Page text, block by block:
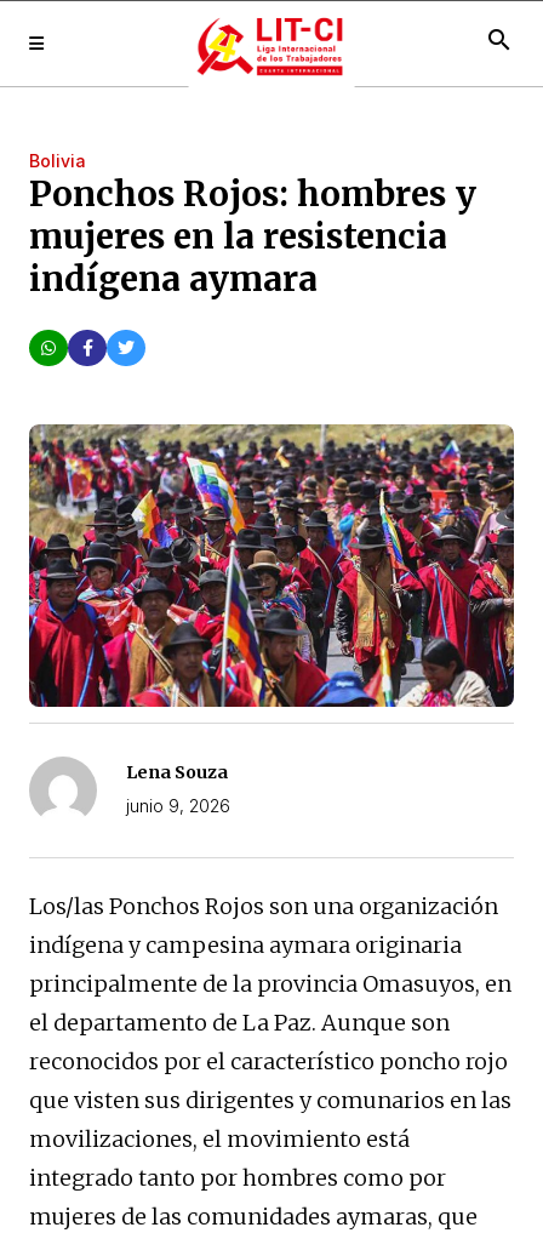
search
Bolivia
Ponchos Rojos: hombres y
mujeres en la resistencia
indígena aymara
Lena Souza
junio 9, 2026
Los/las Ponchos Rojos son una organización
indígena y campesina aymara originaria
principalmente de la provincia Omasuyos, en
el departamento de La Paz. Aunque son
reconocidos por el característico poncho rojo
que visten sus dirigentes y comunarios en las
movilizaciones, el movimiento está
integrado tanto por hombres como por
mujeres de las comunidades aymaras, que